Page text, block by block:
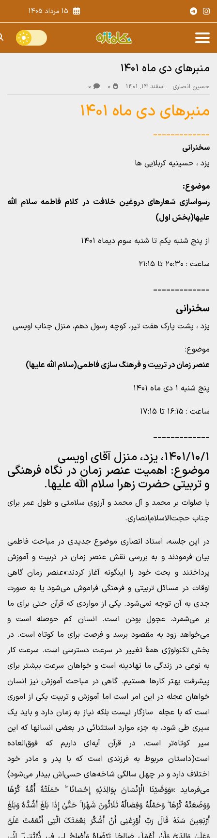
15 مرداد 1405
منبرهای دی ماه ۱۴۰۱
حسین انصاری اسفند 14, 1401 0
0
منبرهای دی ماه ۱۴۰۱
_____________
سخنرانی
یزد ، حسینیه کربلایی ها
موضوع:
رسواسازی شعارهای دروغین خلافت در کلام فاطمه سلام الله
علیها(بخش اول)
از پنج شنبه یکم تا شنبه سوم دیماه ۱۴۰۱
ساعت : ۲۰:۳۰ تا ۲۱:۱۵
_____________
سخنرانی
یزد ، پشت پارک هفت تیر، کوچه رسول دهم، منزل جناب اویسی
موضوع:
عنصر زمان در تربیت و فرهنگ سازی فاطمی(سلام الله علیها)
پنج شنبه ۱ دی ماه ۱۴۰۱
ساعت : ۱۶:۱۵ تا ۱۷:۱۵
_____________
۱۴۰۱/۱۰/۱، یزد، منزل آقای اویسی
موضوع: اهمیت عنصر زمان در نگاه فرهنگی
و تربیتی حضرت زهرا سلام الله علیها.
با صلوات بر محمد و آل محمد و آرزوی سلامتی و طول عمر برای
جناب حجت‌الاسلام‌انصاری.
در این جلسه، استاد انصاری موضوع جدیدی در مباحث فاطمی
بیان فرمودند و به بررسی نقش عنصر زمان در تربیت و آموزش
پرداختند و بحث خود را اینگونه آغاز کردند:«عنصر زمان گاهی
اوقات در مسائل تربیتی و فرهنگی فراموش می‌شود یا به صورت
جدی به آن توجه نمی‌شود. یکی از مواردی که قرآن حتی برای ما
بر می‌شمرد، عجول بودن است. انسان کم حوصله است و
می‌خواهد زود به مقصود برسد و فرصت برای ما کوتاه است. در
بخش تکنولوژی همۀ تغییر در سرعت دسترسی است. سرعت کار
به نوعی در زندگی ما نهادینه است و خواهان سرعت بیشتر برای
پیشرفت بهتر کارها هستیم. گاهی در مباحث آموزش نیز انسان
خواهان عجله در این‌ امر است اما آموزش و تربیت یکی از اموری
است که با عجله سازگار نیست بلکه نیاز به زمان دارد و باید یک
سیری طی شود، به جزء موارد استثنائی در بعضی انسانها که این
سیر کوتاه‌تر است. در قرآن آیه‌ای داریم که فوق‌العاده
است(داستان مربوط به فرزندی است که با پدر و مادر خود
اختلاف دارد و در چهل سالگی شاخه‌های حسی‌اش بیدار می‌شود)
می‌فرماید :«وَوَصَّیْنَا الْإِنْسَانَ بِوَالِدَیْهِ إِحْسَانًا ۖ حَمَلَتْهُ أُمُّهُ کُرْهًا
وَوَضَعَتْهُ کُرْهًا ۖ وَحَمْلُهُ وَفِصَالُهُ ثَلَاثُونَ شَهْرًا ۚ حَتَّىٰ إِذَا بَلَغَ أَشُدَّهُ وَبَلَغَ
أَرْبَعِینَ سَنَهً قَالَ رَبِّ أَوْزِعْنِی أَنْ أَشْکُرَ نِعْمَتَکَ الَّتِی أَنْعَمْتَ عَلَیَّ